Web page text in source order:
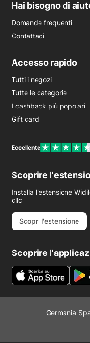
Hai bisogno di
Domande frequenti
Contattaci
Accesso rapido
Tutti i negozi
Tutte le categorie
I cashback più popolari
Gift card
Eccellente
Scoprire
Installa l'estensione
clic
Scopri l'estensione
Scoprire
Germania